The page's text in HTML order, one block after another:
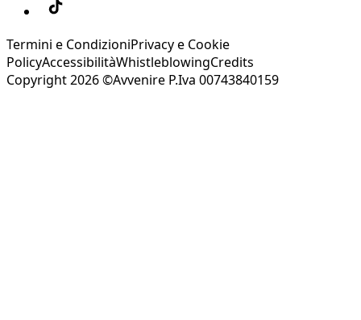
Termini e CondizioniPrivacy e Cookie
PolicyAccessibilitàWhistleblowingCredits
Copyright 2026 ©Avvenire P.Iva 00743840159